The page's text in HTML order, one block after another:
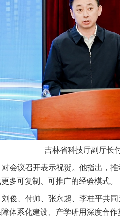
吉林省科技厅副厅长
会议召开表示祝贺。他指出，
多可复制、可推广的经验模式。
俊 付帅、张永超、 李桂平共
体系化建设、产学研用深度合作